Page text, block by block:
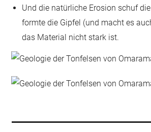
Und die natürliche Erosion schuf
formte die Gipfel (und macht es
das Material nicht stark ist.